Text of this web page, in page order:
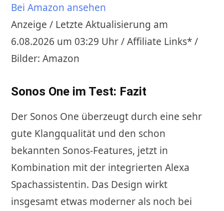
Bei Amazon ansehen
Anzeige / Letzte Aktualisierung am
6.08.2026 um 03:29 Uhr / Affiliate Links* /
Bilder: Amazon
Sonos One im Test: Fazit
Der Sonos One überzeugt durch eine sehr
gute Klangqualität und den schon
bekannten Sonos-Features, jetzt in
Kombination mit der integrierten Alexa
Spachassistentin. Das Design wirkt
insgesamt etwas moderner als noch bei